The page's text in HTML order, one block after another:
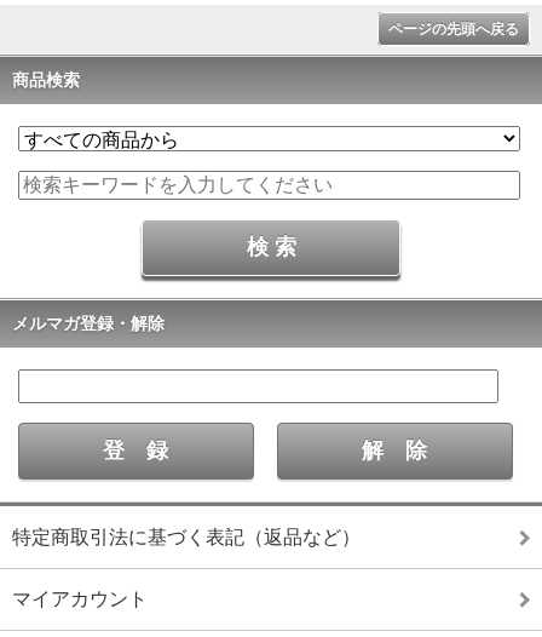
ページの先頭へ戻る
商品検索
メルマガ登録・解除
特定商取引法に基づく表記（返品など）
マイアカウント